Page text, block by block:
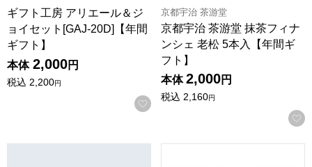
ギフト工房 アリエール＆ジ
ョイセット[GAJ-20D]【年間
ギフト】
本体 2,000円
税込 2,200円
お気に入りに登録する
京都宇治 茶游堂
京都宇治 茶游堂 抹茶フィナ
ンシェ 老松 5本入【年間ギ
フト】
本体 2,000円
税込 2,160円